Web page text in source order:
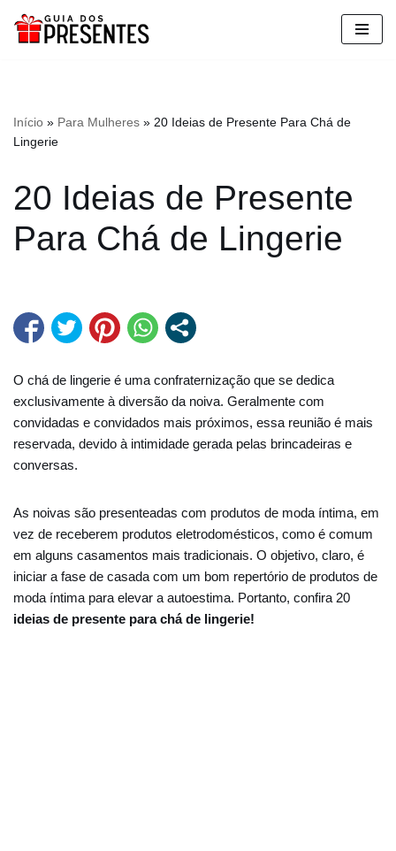
Pular
Início » Para Mulheres » 20 Ideias de Presente Para Chá de
Lingerie
20 Ideias de Presente
Para Chá de Lingerie
O chá de lingerie é uma confraternização que se dedica
exclusivamente à diversão da noiva. Geralmente com
convidadas e convidados mais próximos, essa reunião é mais
reservada, devido à intimidade gerada pelas brincadeiras e
conversas.
As noivas são presenteadas com produtos de moda íntima, em
vez de receberem produtos eletrodomésticos, como é comum
em alguns casamentos mais tradicionais. O objetivo, claro, é
iniciar a fase de casada com um bom repertório de produtos de
moda íntima para elevar a autoestima. Portanto, confira 20
ideias de presente para chá de lingerie!